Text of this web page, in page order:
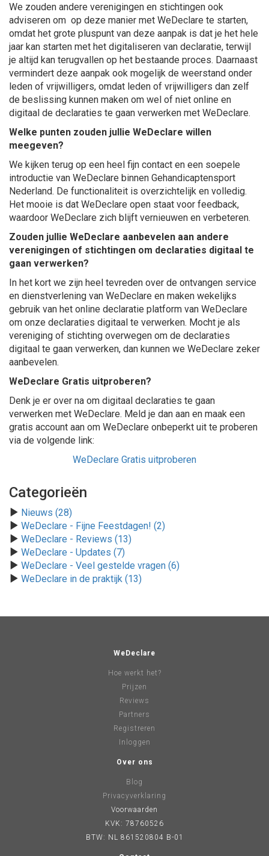
We zouden andere verenigingen en stichtingen ook
adviseren om op deze manier met WeDeclare te starten,
omdat het grote pluspunt van deze aanpak is dat je het hele
jaar kan starten met het digitaliseren van declaratie, terwijl
je altijd kan terugvallen op het bestaande proces. Daarnaast
vermindert deze aanpak ook mogelijk de weerstand onder
leden of vrijwilligers, omdat leden of vrijwilligers dan zelf
de beslissing kunnen maken om wel of niet online en
digitaal de declaraties te gaan verwerken met WeDeclare.
Welke punten zouden jullie WeDeclare willen
meegeven?
We kijken terug op een heel fijn contact en een soepele
introductie van WeDeclare binnen Gehandicaptensport
Nederland. De functionaliteit is overzichtelijk en volledig.
Het mooie is dat WeDeclare open staat voor feedback,
waardoor WeDeclare zich blijft vernieuwen en verbeteren.
Zouden jullie WeDeclare aanbevelen aan andere
verenigingen of stichtingen om declaraties digitaal te
gaan verwerken?
In het kort we zijn heel tevreden over de ontvangen service
en dienstverlening van WeDeclare en maken wekelijks
gebruik van het online declaratie platform van WeDeclare
om onze declaraties digitaal te verwerken. Mocht je als
vereniging of stichting overwegen om de declaraties
digitaal te gaan verwerken, dan kunnen we WeDeclare zeker
aanbevelen.
WeDeclare Gratis uitproberen?
Denk je er over na om digitaal declaraties te gaan
verwerken met WeDeclare. Meld je dan aan en maak een
gratis account aan om WeDeclare onbeperkt uit te proberen
via de volgende link:
WeDeclare Gratis uitproberen
Categorieën
Nieuws (28)
WeDeclare - Fijne Feestdagen! (2)
WeDeclare - Reviews (13)
WeDeclare - Updates (7)
WeDeclare - Veel gestelde vragen (6)
WeDeclare in de praktijk (13)
WeDeclare
Hoe werkt het?
Prijzen
Reviews
Partners
Registreren
Inloggen
Over ons
Blog
Privacyverklaring
Voorwaarden
KVK: 78760526
BTW: NL 861520804 B-01